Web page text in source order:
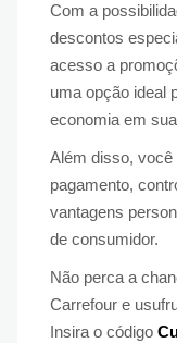
Com a
descontos
acesso a
uma opção ideal
economia em
Além disso, você
pagamento,
vantagens
de consumidor.
Não perca a
Carrefour e
Insira o código